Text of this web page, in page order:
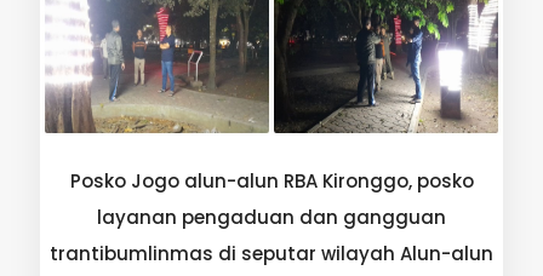
Posko Jogo alun-alun RBA Kironggo, posko
layanan pengaduan dan gangguan
trantibumlinmas di seputar wilayah Alun-alun